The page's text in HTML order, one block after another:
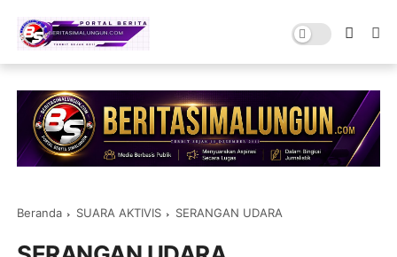
Beranda SUARA AKTIVIS SERANGAN UDARA